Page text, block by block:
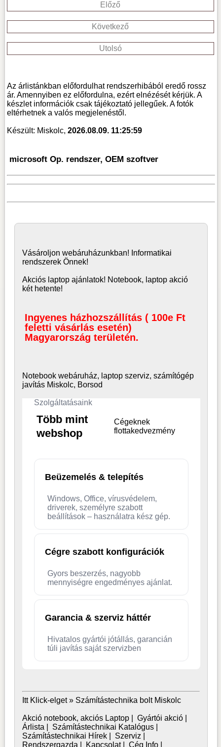
Előző
Következő
Utolsó
Az árlistánkban előfordulhat rendszerhibából eredő rossz
ár. Amennyiben ez előfordulna, ezért elnézését kérjük. A
készlet információk csak tájékoztató jellegűek. A fotók
eltérhetnek a valós megjelenéstől.
Készült: Miskolc,2026.08.09. 11:25:59
microsoft Op. rendszer, OEM szoftver
Vásároljonwebáruházunkban! Informatikai
rendszerek Önnek!
Akciós laptop ajánlatok! Notebook, laptop akció
két hetente!
Ingyenes házhozszállítás ( 100e Ft
feletti vásárlás esetén)
Magyarország területén.
Notebook webáruház, laptop szerviz, számítógép
javítás Miskolc, Borsod
Szolgáltatásaink
Több mint
webshop
Cégeknek
flottakedvezmény
Beüzemelés & telepítés
Windows, Office, vírusvédelem,
driverek, személyre szabott
beállítások – használatra kész gép.
Cégre szabott konfigurációk
Gyors beszerzés, nagyobb
mennyiségre engedményes ajánlat.
Garancia & szerviz háttér
Hivatalos gyártói jótállás, garancián
túli javítás saját szervizben
Itt Klick-elget » Számítástechnika bolt Miskolc
Akció notebook, akciós Laptop |Gyártói akció
Árlista
Számítástechnikai Katalógus
Számítástechnikai Hírek
Szerviz
Rendszergazda
Kapcsolat|Cég Info